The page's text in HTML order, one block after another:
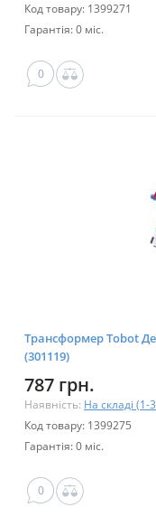
Код товару: 1399271
Гарантія: 0 міс.
0
Трансформер Tobot
(301119)
787 грн.
Наявність: На складі (1-
Код товару: 1399275
Гарантія: 0 міс.
0